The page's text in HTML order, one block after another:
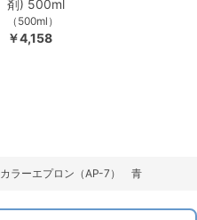
剤) 500ml
（500ml）
￥4,158
カラーエプロン（AP-7） 青